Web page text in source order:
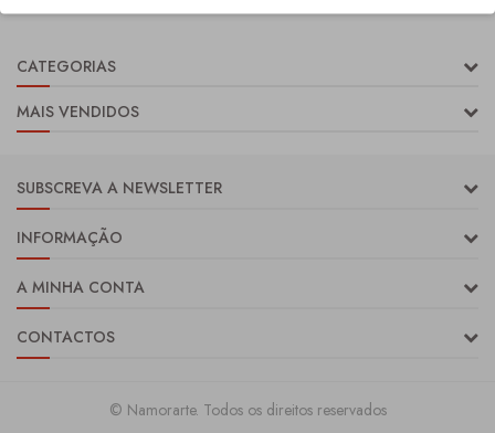
CATEGORIAS
MAIS VENDIDOS
SUBSCREVA A NEWSLETTER
INFORMAÇÃO
A MINHA CONTA
CONTACTOS
© Namorarte. Todos os direitos reservados